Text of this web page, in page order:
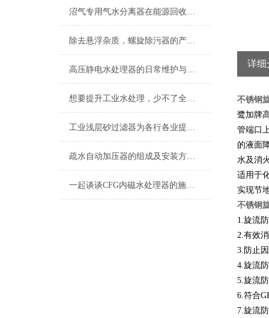
沼气专用气水分离器在能源回收中的关键作用
除去悬浮杂质，螺旋除污器的产品功能
高压静电水处理器的日常维护与保养要点
想要提升工业水处理，少不了全自动刷式过滤器的相助
工业浅层砂过滤器为各行各业提供清洁、可靠的水资源
疏水自动加压器的组成及安装方法说明
一起谈谈CFG内磁水处理器的施工安装
详细
不锈钢
鹭加牌
管端口
的液面
水及消
适用于
实现节
不锈钢
1.旋流
2.有效
3.防止
4.旋流
5.旋流
6.符合
7.旋流